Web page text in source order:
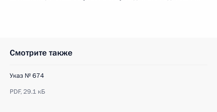
Смотрите также
Указ № 674
PDF,29.1 кБ